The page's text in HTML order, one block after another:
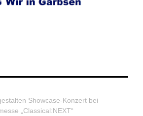
Showcase-Konzert bei
„Classical:NEXT“